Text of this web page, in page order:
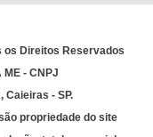
os Direitos Reservados
- CNPJ
Caieiras - SP.
propriedade do site